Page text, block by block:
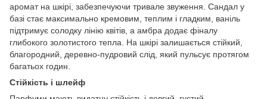
аромат на шкірі, забезпечуючи тривале звуження. Сандал у
базі стає максимально кремовим, теплим і гладким, ваніль
підтримує солодку лінію квітів, а амбра додає фіналу
глибокого золотистого тепла. На шкірі залишається стійкий,
благородний, деревно-пудровий слід, який пульсує протягом
багатьох годин.
Стійкість і шлейф